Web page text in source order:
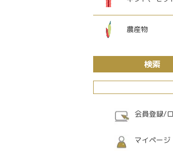
農産物
検索
会員登録/
マイページ